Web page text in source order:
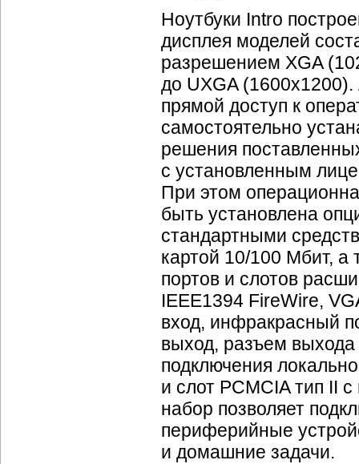
Ноутбуки Intro
дисплея моделей
разрешением XGA
до UXGA (1600х1200).
прямой доступ к
самостоятельно
решения
с установленным
При этом
быть установлена
стандартными
картой 10/100 Мбит,
портов и слотов
IEEE1394 FireWire,
вход, инфракрасный
выход, разъем
подключения
и слот PCMCIA тип II
набор позволяет
периферийные
и домашние задачи.